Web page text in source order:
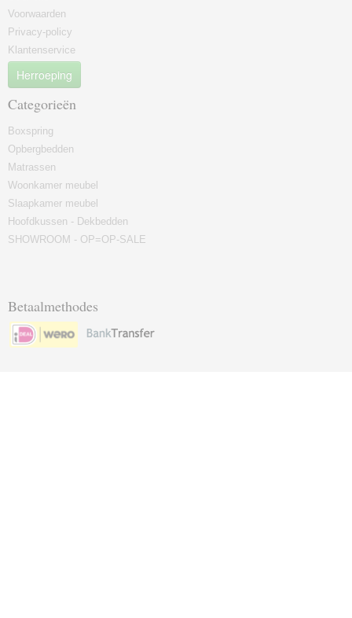
Voorwaarden
Privacy-policy
Klantenservice
Herroeping
Categorieën
Boxspring
Opbergbedden
Matrassen
Woonkamer meubel
Slaapkamer meubel
Hoofdkussen - Dekbedden
SHOWROOM - OP=OP-SALE
Betaalmethodes